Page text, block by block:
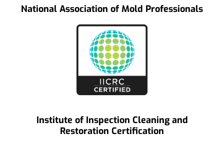
National Association of Mold Professionals
Institute of Inspection Cleaning and
Restoration Certification